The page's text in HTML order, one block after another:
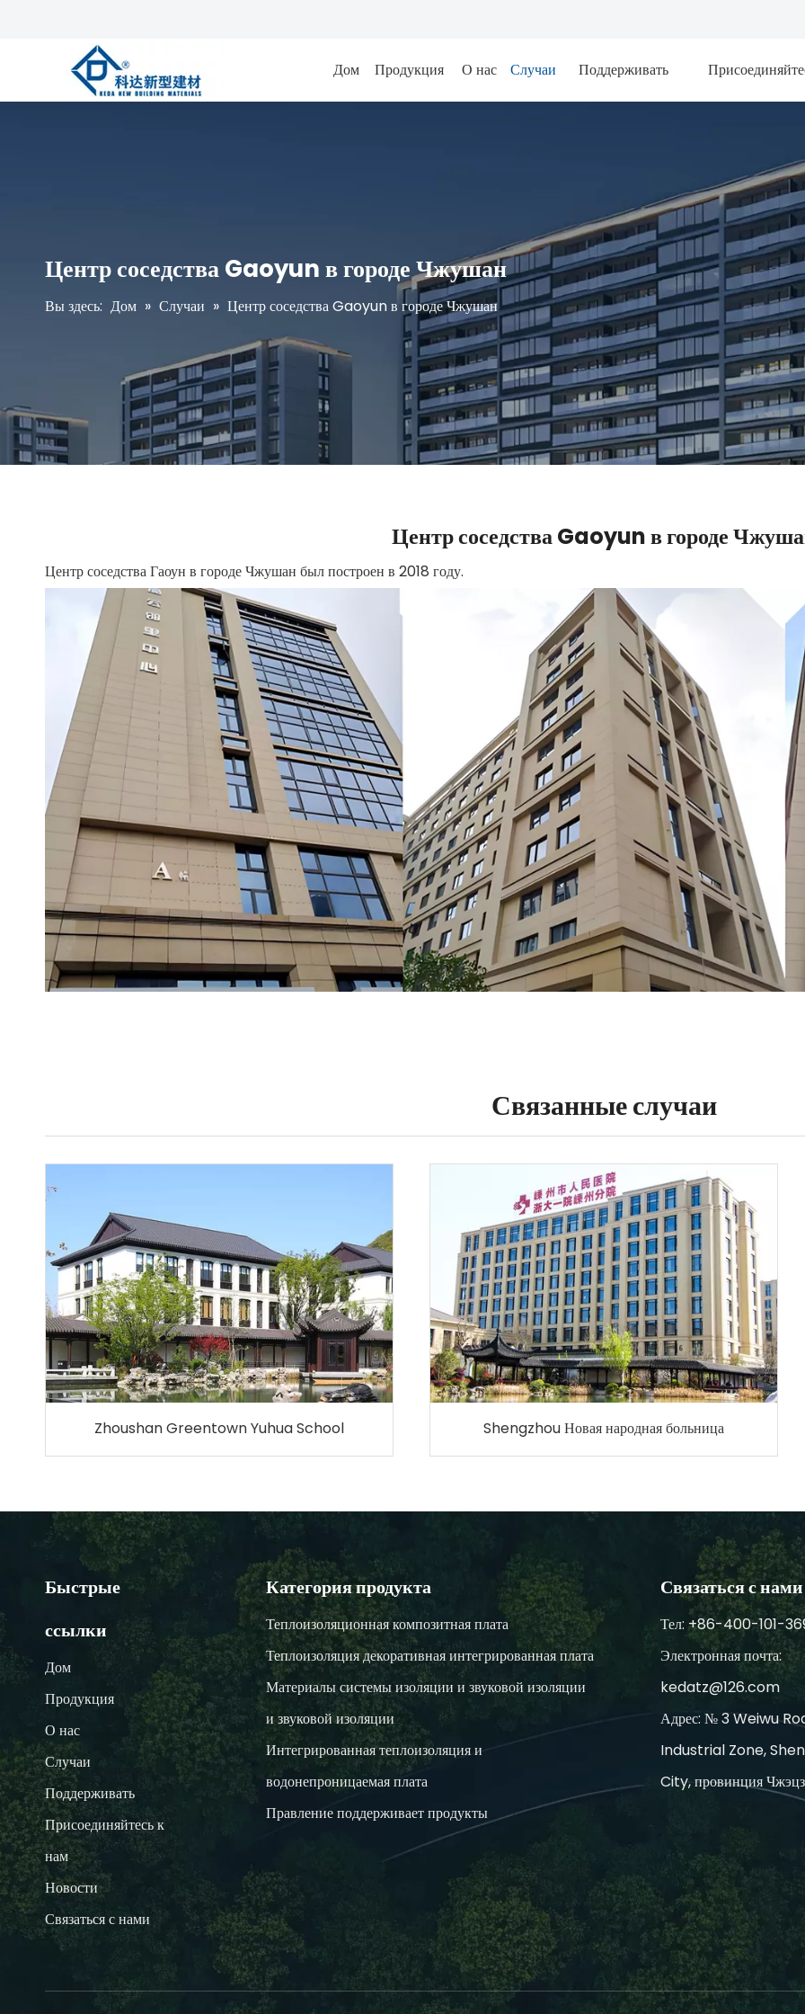
Дом Продукция О нас Случаи Поддерживать
Центр соседства Gaoyun в городе Чжушан
Вы здесь: Дом » Случаи » Центр соседства Gaoyun в городе Чжушан
Центр соседства Gaoyun в городе
Центр соседства Гаоун в городе Чжушан был построен в 2018 году.
Связанные случаи
Zhoushan Greentown Yuhua School Shengzhou Новая народная больница
Быстрые
ссылки
Дом
Продукция
О нас
Случаи
Поддерживать
Присоединяйтесь к
нам
Новости
Связаться с нами
Категория продукта
Теплоизоляционная композитная плата
Теплоизоляция декоративная интегрированная плата
Материалы системы изоляции и звуковой изоляции
и звуковой изоляции
Интегрированная теплоизоляция и
водонепроницаемая плата
Правление поддерживает продукты
Связаться с нами
Тел: +86-400-101-
Электронная почта:
kedatz@126.com
Адрес: № 3 Weiwu
Industrial Zone,
City, провинция